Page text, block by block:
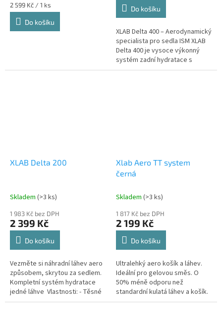
Měrná
cena:
2 599 Kč / 1 ks
Do košíku
Do košíku
XLAB Delta 400 – Aerodynamický
specialista pro sedla ISM XLAB
Delta 400 je vysoce výkonný
systém zadní hydratace s
jedním košíkem, který byl
XLAB Delta 200
Skladem (>3 ks)
1 983 Kč bez DPH
2 399 Kč
Do košíku
Vezměte si náhradní láhev aero
způsobem, skrytou za sedlem.
Kompletní systém hydratace
jedné láhve Vlastnosti: - Těsné
uchopení GORILLA CAGE udržuje
Xlab Aero TT system
černá
Skladem (>3 ks)
1 817 Kč bez DPH
2 199 Kč
Do košíku
Ultralehký aero košík a láhev.
Ideální pro gelovou směs. O
50% méně odporu než
standardní kulatá láhev a košík.